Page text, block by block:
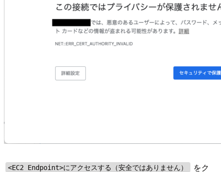
<EC2 Endpoint>にアクセスする（安全ではありません）
をク